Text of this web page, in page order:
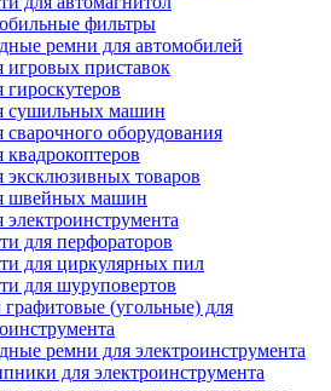
фильтры
ремни для автомобилей
игровых приставок
гироскутеров
сушильных машин
сварочного оборудования
квадрокоптеров
эксклюзивных товаров
швейных машин
электроинструмента
для перфораторов
для циркулярных пил
для шуруповертов
(угольные) для
ремни для электроинструмента
для электроинструмента